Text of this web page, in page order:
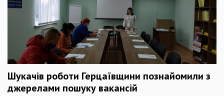
Шукачів роботи Герцаївщини познайомили з
джерелами пошуку вакансій